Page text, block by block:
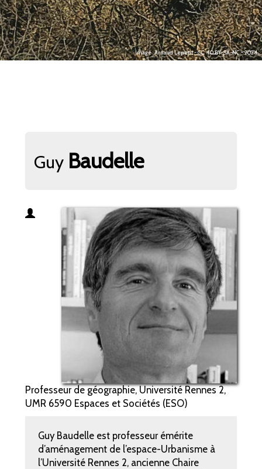
Image : Arnaud Lepetit - CC 4.0 BY-SA-NC - 2024.
Guy Baudelle
Professeur de géographie, Université Rennes 2,
UMR 6590 Espaces et Sociétés (ESO)
Guy Baudelle est professeur émérite
d’aménagement de l’espace-Urbanisme à
l’Université Rennes 2, ancienne Chaire